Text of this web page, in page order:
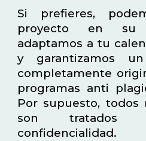
Si prefieres,
proyecto en su
adaptamos a tu
y garantizamos
completamente
programas anti
Por supuesto, todos
son tratados
confidencialidad.